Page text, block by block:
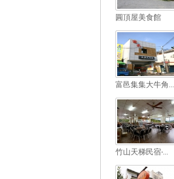
圓頂屋美食館
富邑集集大牛角...
竹山天梯民宿‧...